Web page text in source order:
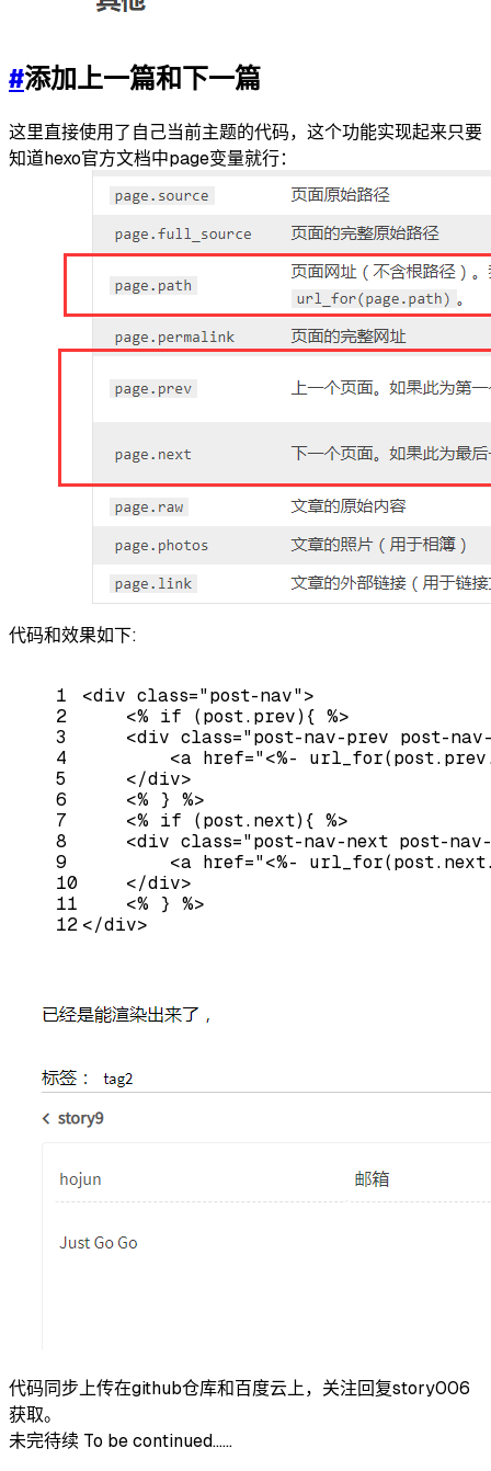
#添加上一篇和下一篇
这里直接使用了自己当前主题的代码，这个功能实现起来只要
知道hexo官方文档中page变量就行：
代码和效果如下:
1
2
3
4
5
6
7
8
9
10
11
12
<div class="post-nav">
<% if ( post.prev){ %>
<div class="post-nav-prev post-
<a href="<%-
</div>
<% } %>
<% if ( post.next){ %>
<div class="post-nav-next post-
<a href="<%-
</div>
<% } %>
</div>
代码同步上传在github仓库和百度云上，关注回复story006
获取。
未完待续 To be continued……